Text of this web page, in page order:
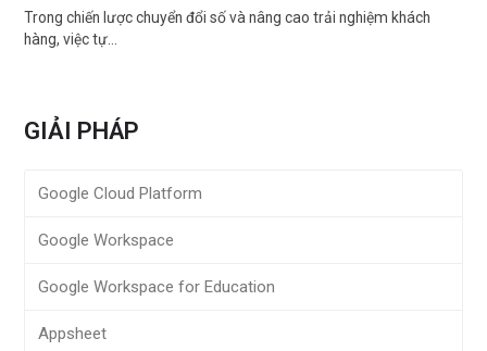
Trong chiến lược chuyển đổi số và nâng cao trải nghiệm khách
hàng, việc tự…
GIẢI PHÁP
Google Cloud Platform
Google Workspace
Google Workspace for Education
Appsheet